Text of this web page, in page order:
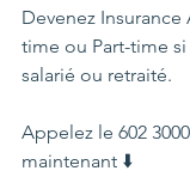
Devenez
time ou Part-time
salarié ou retraité.
Appelez le 602
maintenant ⬇️